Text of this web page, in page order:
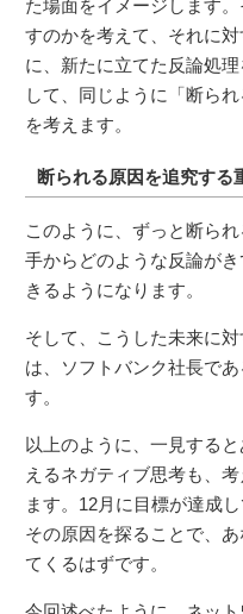
た場面をイメージします
すのかを考えて、それに
に、新たに立てた反論処
して、同じように「断ら
を考えます。
断られる原因を追究する
このように、ずっと断ら
手からどのような反論が
きるようになります。
そして、こうした未来に
は、ソフトバンク社長で
す。
以上のように、一見する
えるネガティブ思考も、
ます。12月に目標が達成
その原因を探ることで、
てくるはずです。